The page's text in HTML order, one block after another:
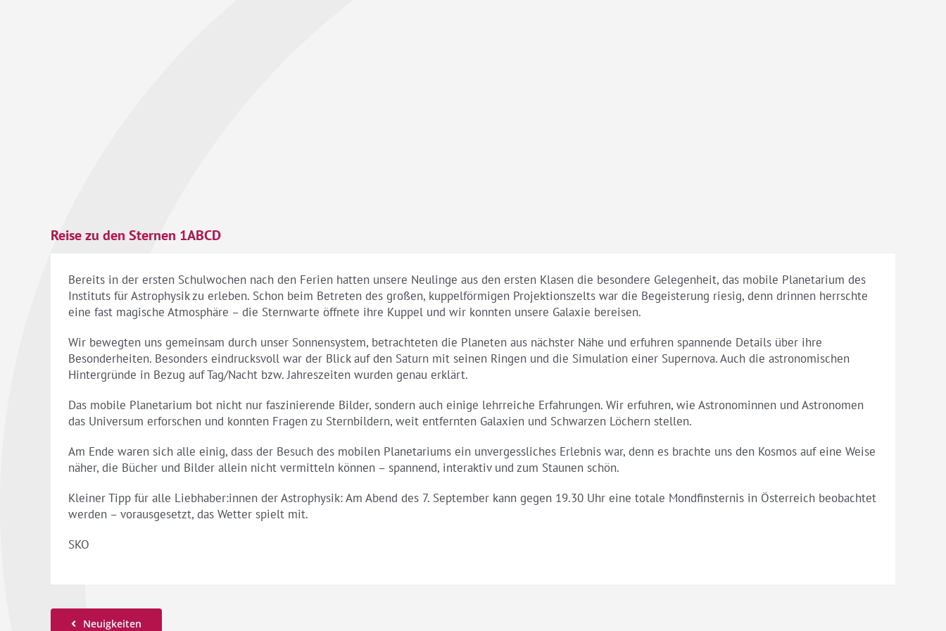
Reise zu den Sternen 1ABCD
Bereits in der ersten Schulwochen nach den Ferien hatten unsere Neulinge aus den ersten Klasen die besondere Gelegenheit, das mobile Planetarium des
Instituts für Astrophysik zu erleben. Schon beim Betreten des großen, kuppelförmigen Projektionszelts war die Begeisterung riesig, denn drinnen herrschte
eine fast magische Atmosphäre – die Sternwarte öffnete ihre Kuppel und wir konnten unsere Galaxie bereisen.
Wir bewegten uns gemeinsam durch unser Sonnensystem, betrachteten die Planeten aus nächster Nähe und erfuhren spannende Details über ihre
Besonderheiten. Besonders eindrucksvoll war der Blick auf den Saturn mit seinen Ringen und die Simulation einer Supernova. Auch die astronomischen
Hintergründe in Bezug auf Tag/Nacht bzw. Jahreszeiten wurden genau erklärt.
Das mobile Planetarium bot nicht nur faszinierende Bilder, sondern auch einige lehrreiche Erfahrungen. Wir erfuhren, wie Astronominnen und Astronomen
das Universum erforschen und konnten Fragen zu Sternbildern, weit entfernten Galaxien und Schwarzen Löchern stellen.
Am Ende waren sich alle einig, dass der Besuch des mobilen Planetariums ein unvergessliches Erlebnis war, denn es brachte uns den Kosmos auf eine Weise
näher, die Bücher und Bilder allein nicht vermitteln können – spannend, interaktiv und zum Staunen schön.
Kleiner Tipp für alle Liebhaber:innen der Astrophysik: Am Abend des 7. September kann gegen 19.30 Uhr eine totale Mondfinsternis in Österreich beobachtet
werden – vorausgesetzt, das Wetter spielt mit.
SKO
Neuigkeiten